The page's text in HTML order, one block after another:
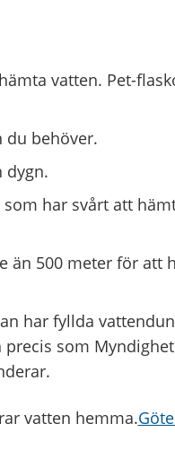
vatten. Pet-
du behöver.
dygn.
har svårt att
än 500 meter för att
har fyllda
som
vatten hemma.